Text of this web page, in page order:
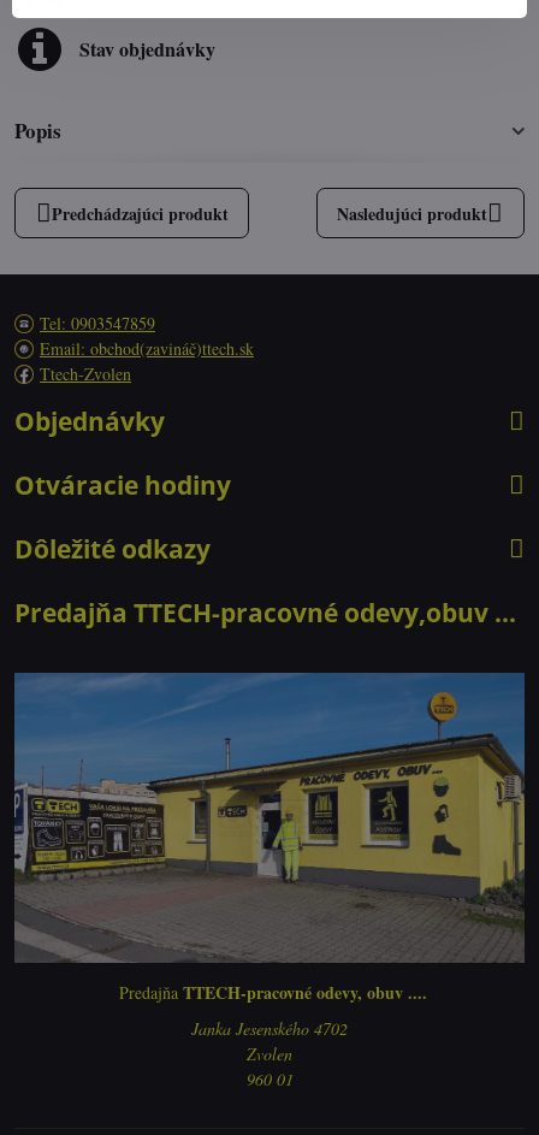
Stav objednávky
Popis
Predchádzajúci produkt Nasledujúci produkt
Tel: 0903547859
Email: obchod(zavináč)ttech.sk
Ttech-Zvolen
Objednávky
Otváracie hodiny
Dôležité odkazy
Predajňa TTECH-pracovné odevy,obuv ...
Predajňa TTECH-pracovné odevy, obuv ....
Janka Jesenského 4702
Zvolen
960 01